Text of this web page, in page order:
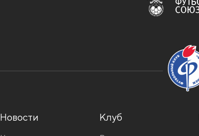
Новости Клуб